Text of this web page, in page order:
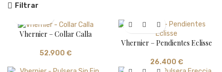
bajo
Filtrar
Vhernier – Collar Calla
52.900 €
Vhernier – Pendientes Eclisse
26.400 €